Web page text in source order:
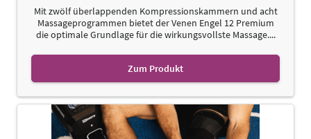
Mit zwölf überlappenden Kompressionskammern und acht
Massageprogrammen bietet der Venen Engel 12 Premium
die optimale Grundlage für die wirkungsvollste Massage....
Zum Produkt